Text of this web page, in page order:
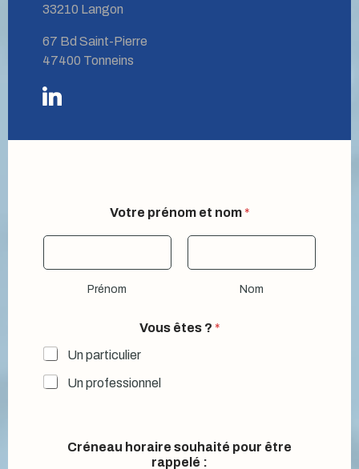
33210 Langon
67 Bd Saint-Pierre
47400 Tonneins
Votre prénom et nom *
Prénom Nom
Vous êtes ? *
Un particulier
Un professionnel
Créneau horaire souhaité pour être
rappelé :